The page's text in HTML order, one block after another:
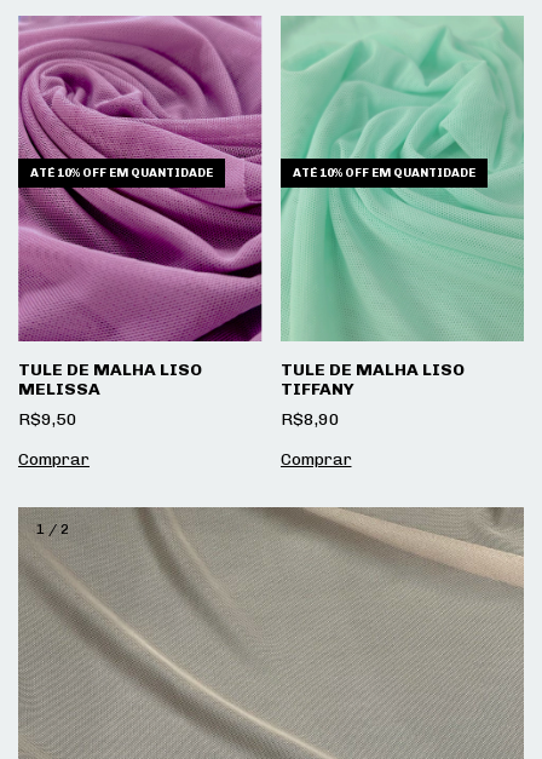
ATÉ 10% OFF EM QUANTIDADE
TULE DE MALHA LISO
MELISSA
R$9,50
ATÉ 10% OFF EM QUANTIDADE
TULE DE MALHA LISO
TIFFANY
R$8,90
1 /2